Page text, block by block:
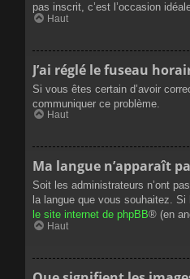
pas inscrit, c’est l’occasion
Haut
J’ai réglé le fuseau
Si vous êtes certain d’avoir
communiquer ce problème.
Haut
Ma langue n’apparaît
Soit les administrateurs n’ont
la langue que vous souhaitez.
le site internet de phpBB® (en
Haut